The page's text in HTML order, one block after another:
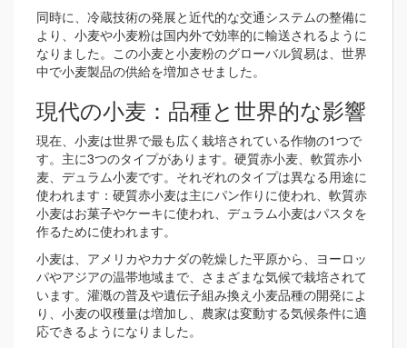
同時に、冷蔵技術の発展と近代的な交通システムの整備に
より、小麦や小麦粉は国内外で効率的に輸送されるように
なりました。この小麦と小麦粉のグローバル貿易は、世界
中で小麦製品の供給を増加させました。
現代の小麦：品種と世界的な影響
現在、小麦は世界で最も広く栽培されている作物の1つで
す。主に3つのタイプがあります。硬質赤小麦、軟質赤小
麦、デュラム小麦です。それぞれのタイプは異なる用途に
使われます：硬質赤小麦は主にパン作りに使われ、軟質赤
小麦はお菓子やケーキに使われ、デュラム小麦はパスタを
作るために使われます。
小麦は、アメリカやカナダの乾燥した平原から、ヨーロッ
パやアジアの温帯地域まで、さまざまな気候で栽培されて
います。灌漑の普及や遺伝子組み換え小麦品種の開発によ
り、小麦の収穫量は増加し、農家は変動する気候条件に適
応できるようになりました。